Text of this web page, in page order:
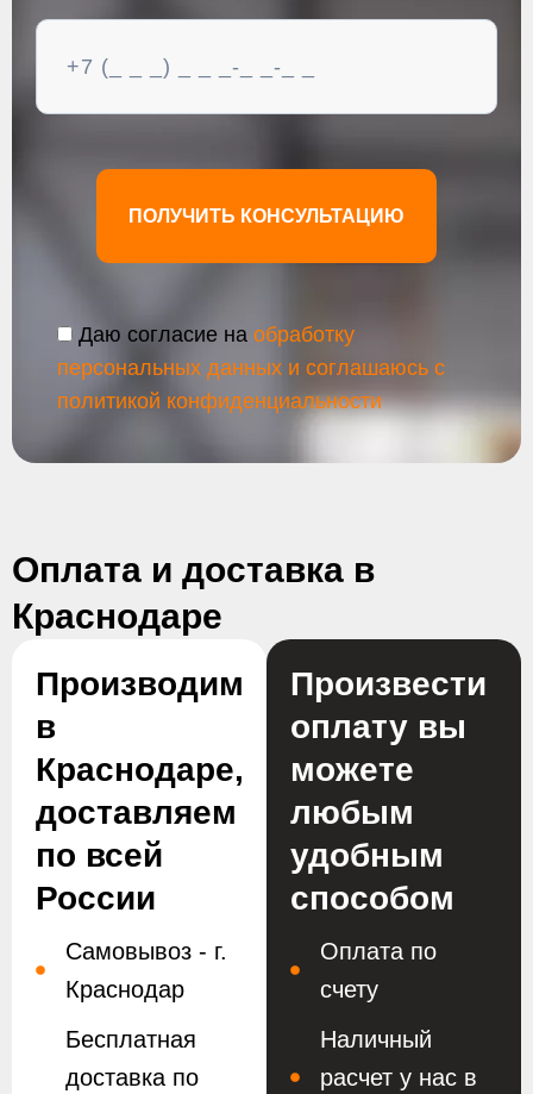
ПОЛУЧИТЬ КОНСУЛЬТАЦИЮ
Даю согласие на обработку
персональных данных и соглашаюсь с
политикой конфиденциальности
Оплата и доставка в
Краснодаре
Производим
в
Краснодаре,
доставляем
по всей
России
Самовывоз - г.
Краснодар
Бесплатная
доставка по
Произвести
оплату вы
можете
любым
удобным
способом
Оплата по
счету
Наличный
расчет у нас в